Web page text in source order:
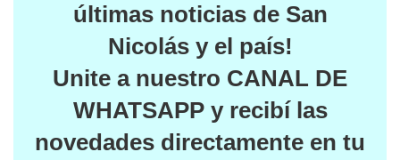
últimas noticias de San
Nicolás y el país!
Unite a nuestro CANAL DE
WHATSAPPy recibí las
novedades directamente en tu